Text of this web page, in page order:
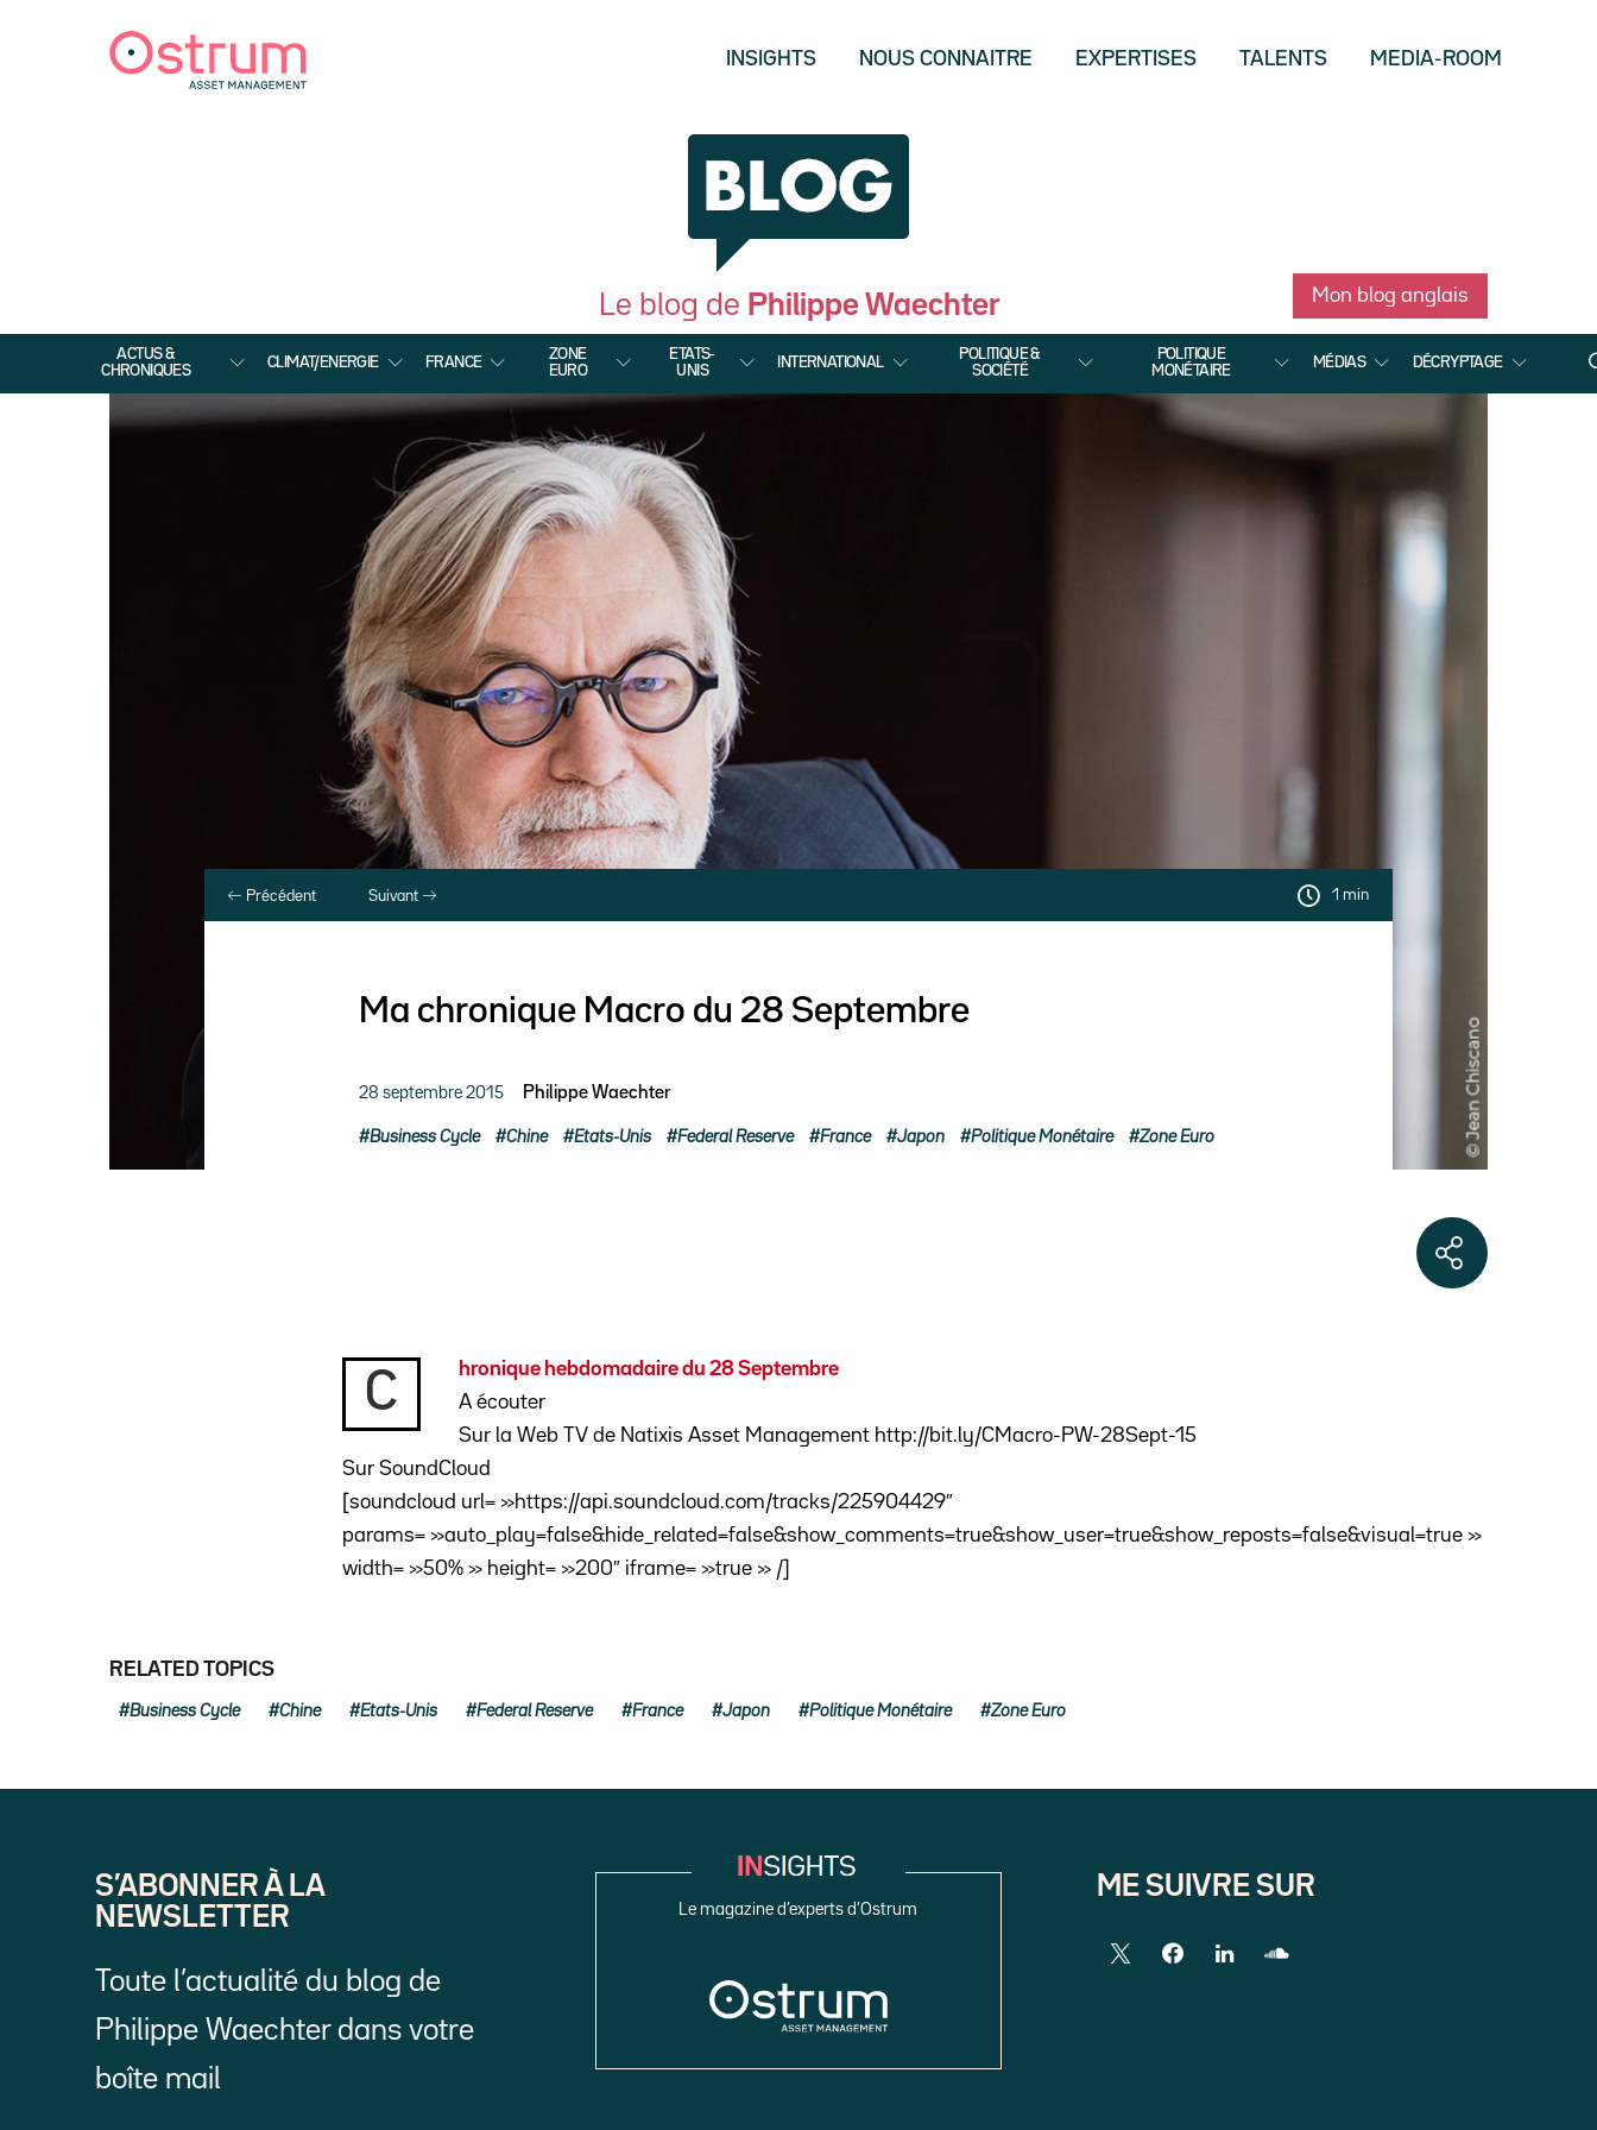
INSIGHTS NOUS CONNAITRE EXPERTISES TALENTS MEDIA-ROOM
Le blog de Philippe Waechter Mon blog anglais
ACTUS &
CHRONIQUES
CLIMAT/ENERGIE FRANCE
ZONE
EURO
ETATS-
UNIS
INTERNATIONAL
POLITIQUE &
SOCIÉTÉ
POLITIQUE
MONÉTAIRE
MÉDIAS DÉCRYPTAGE
Précédent Suivant 1 min
Ma chronique Macro du 28 Septembre
28 septembre 2015 Philippe Waechter
Business Cycle Chine Etats-Unis Federal Reserve France Japon Politique Monétaire Zone Euro
C
hronique hebdomadaire du 28 Septembre
A écouter
Sur la Web TV de Natixis Asset Management http://bit.ly/CMacro-PW-28Sept-15
Sur SoundCloud
[soundcloud url= »https://api.soundcloud.com/tracks/225904429″
params= »auto_play=false&hide_related=false&show_comments=true&show_user=true&show_reposts=false&visual=true »
width= »50% » height= »200″ iframe= »true » /]
RELATED TOPICS
Business Cycle Chine Etats-Unis Federal Reserve France Japon Politique Monétaire Zone Euro
S’ABONNER À LA
NEWSLETTER
Toute l’actualité du blog de
Philippe Waechter dans votre
boîte mail
Le magazine d’experts d’Ostrum
ME SUIVRE SUR